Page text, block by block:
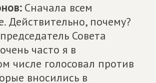
Сначала всем
Действительно, почему?
Совета
часто я в
числе голосовал против
вносились в